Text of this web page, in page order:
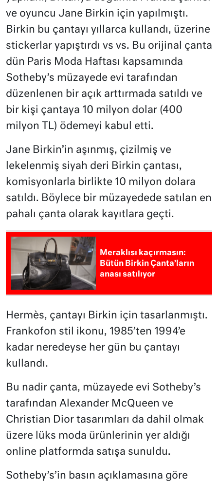
ve oyuncu Jane Birkin için yapılmıştı.
Birkin bu çantayı yıllarca kullandı, üzerine
stickerlar yapıştırdı vs vs. Bu orijinal çanta
dün Paris Moda Haftası kapsamında
Sotheby’s müzayede evi tarafından
düzenlenen bir açık arttırmada satıldı ve
bir kişi çantaya 10 milyon dolar (400
milyon TL) ödemeyi kabul etti.
Jane Birkin’in aşınmış, çizilmiş ve
lekelenmiş siyah deri Birkin çantası,
komisyonlarla birlikte 10 milyon dolara
satıldı. Böylece bir müzayedede satılan en
pahalı çanta olarak kayıtlara geçti.
Meraklısı kaçırmasın:
Bütün Birkin Çanta’ların
anası satılıyor
Hermès, çantayı Birkin için tasarlanmıştı.
Frankofon stil ikonu, 1985’ten 1994’e
kadar neredeyse her gün bu çantayı
kullandı.
Bu nadir çanta, müzayede evi Sotheby’s
tarafından Alexander McQueen ve
Christian Dior tasarımları da dahil olmak
üzere lüks moda ürünlerinin yer aldığı
online platformda satışa sunuldu.
Sotheby’s’in basın açıklamasına göre